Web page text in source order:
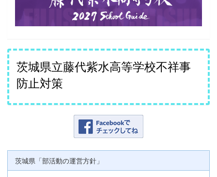
茨城県立藤代紫水高等学校不祥事
防止対策
茨城県「部活動の運営方針」